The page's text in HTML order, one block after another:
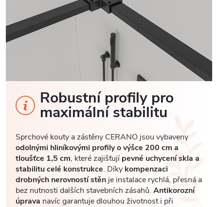
Robustní profily pro
maximální stabilitu
Sprchové kouty a zástěny CERANO jsou vybaveny
odolnými hliníkovými profily o výšce 200 cm a
tloušťce 1,5 cm, které zajišťujípevné uchycení skla a
stabilitu celé konstrukce. Díky kompenzaci
drobných nerovností stěnje instalace rychlá, přesná a
bez nutnosti dalších stavebních zásahů. Antikorozní
úprava navíc garantuje dlouhou životnost i při